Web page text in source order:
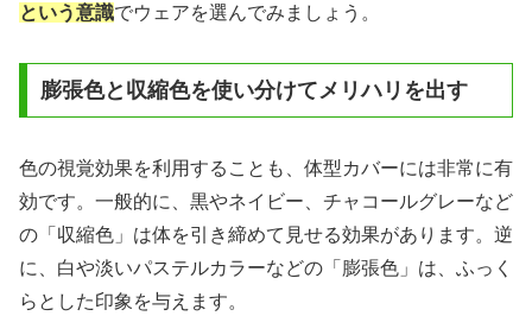
という意識でウェアを選んでみましょう。
膨張色と収縮色を使い分けてメリハリを出す
色の視覚効果を利用することも、体型カバーには非常に有
効です。一般的に、黒やネイビー、チャコールグレーなど
の「収縮色」は体を引き締めて見せる効果があります。逆
に、白や淡いパステルカラーなどの「膨張色」は、ふっく
らとした印象を与えます。